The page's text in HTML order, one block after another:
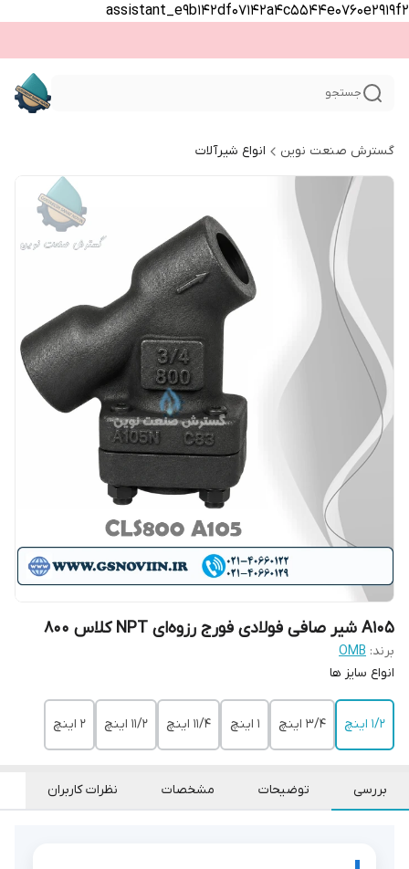
assistant_e9b142df07142a4c5544e0760e2919f2
جستجو
گسترش صنعت نوین انواع شیرآلات
A105 شیر صافی فولادی فورج رزوه‌ای NPT کلاس 80۰
برند: OMB
‌انواع سایز ها
۱/۲ اینچ ۳/۴ اینچ ۱ اینچ ۱۱/۴ اینچ ۱۱/۲ اینچ ۲ اینچ
بررسی توضیحات مشخصات نظرات کاربران